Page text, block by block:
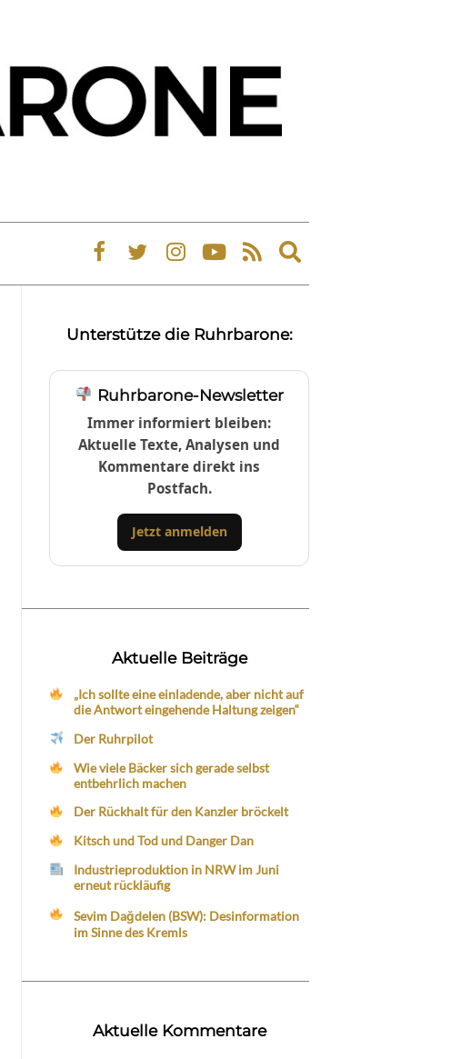
Expand
search
Unterstütze die Ruhrbarone:
Ruhrbarone-Newsletter
Immer informiert bleiben:
Aktuelle Texte, Analysen und
Kommentare direkt ins
Postfach.
Jetzt anmelden
Aktuelle Beiträge
„Ich sollte eine einladende, aber nicht auf
die Antwort eingehende Haltung zeigen“
Der Ruhrpilot
Wie viele Bäcker sich gerade selbst
entbehrlich machen
Der Rückhalt für den Kanzler bröckelt
Kitsch und Tod und Danger Dan
Industrieproduktion in NRW im Juni
erneut rückläufig
Sevim Dağdelen (BSW): Desinformation
im Sinne des Kremls
Aktuelle Kommentare